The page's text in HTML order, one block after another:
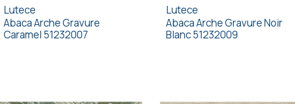
Lutece
Abaca Arche Gravure
Caramel 51232007
Lutece
Abaca Arche Gravure Noir
Blanc 51232009